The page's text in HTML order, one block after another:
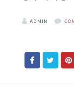
ADMIN